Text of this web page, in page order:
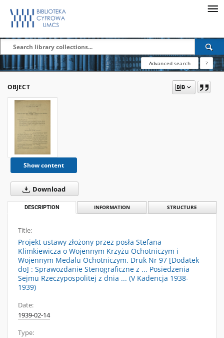
Advanced search ?
OBJECT
Show content
Download
DESCRIPTION INFORMATION STRUCTURE
Title:
Projekt ustawy złożony przez posła Stefana
Klimkiewicza o Wojennym Krzyżu Ochotniczym i
Wojennym Medalu Ochotniczym. Druk Nr 97 [Dodatek
do] : Sprawozdanie Stenograficzne z ... Posiedzenia
Sejmu Rzeczypospolitej z dnia ... (V Kadencja 1938-
1939)
Date:
1939-02-14
Type: